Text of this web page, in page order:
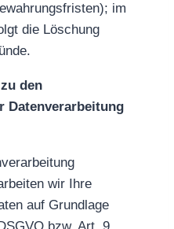
im
die Löschung
den
Datenverarbeitung
wir Ihre
auf Grundlage